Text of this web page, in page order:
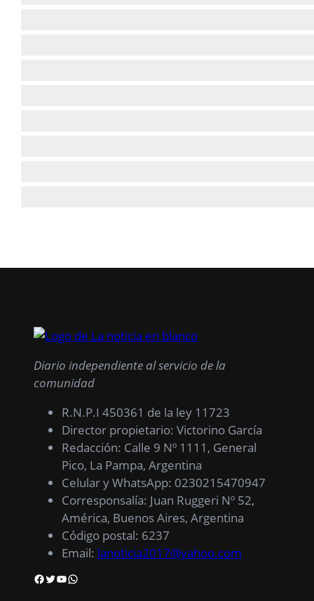
Diario independiente al servicio de la
comunidad
R.N.P.I 450361 de la ley 11723
Director propietario: Victorino García
Redacción: Calle 9 Nº 1111, General
Pico, La Pampa, Argentina
Celular y WhatsApp: 0230215470947
Corresponsalía: Juan Ruggeri Nº 52,
América, Buenos Aires, Argentina
Código postal: 6237
Email: lanoticia2017@yahoo.com
Facebook Twitter YouTube WhatsApp